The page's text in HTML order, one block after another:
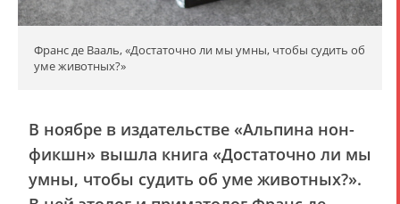
Франс де Вааль, «Достаточно ли мы умны, чтобы судить об
уме животных?»
В ноябре в издательстве «Альпина нон-
фикшн» вышла книга «Достаточно ли мы
умны, чтобы судить об уме животных?».